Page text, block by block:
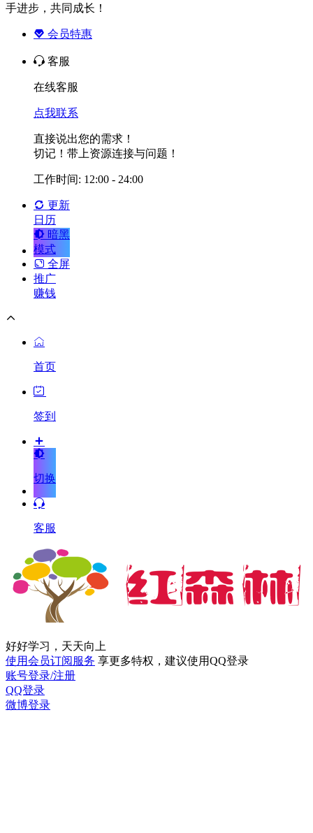
手进步，共同成长！
会员特惠
客服
在线客服
点我联系
直接说出您的需求！
切记！带上资源连接与问题！
工作时间: 12:00 - 24:00
更新
日历
暗黑
模式
全屏
推广
赚钱
首页
签到
切换
客服
好好学习，天天向上
使用会员订阅服务 享更多特权，建议使用QQ登录
账号登录/注册
QQ登录
微博登录